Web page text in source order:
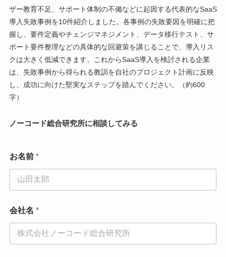
ザー教育不足、サポート体制の不備などに起因する代表的なSaaS
導入失敗事例を10件紹介しました。各事例の失敗要因を明確に把
握し、要件定義やチェンジマネジメント、データ移行テスト、サ
ポート要件整理などの具体的な回避策を講じることで、導入リス
クは大きく低減できます。これからSaaS導入を検討される企業
は、失敗事例から得られる教訓を自社のプロジェクト計画に反映
し、成功に向けた堅実なステップを踏んでください。（約600
字）
ノーコード総合研究所に相談してみる
ー
ル
ス
*
部
名
お名前 *
会社名 *